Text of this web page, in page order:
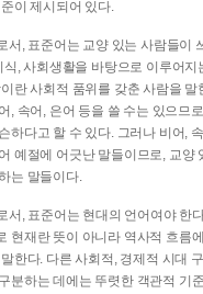
이 제시되어 있다.
서, 표준어는 교양 있는 사람들이
식, 사회생활을 바탕으로 이루어지
란 사회적 품위를 갖춘 사람을 말
, 속어, 은어 등을 쓸 수는 있으므
하다고 할 수 있다. 그러나 비어,
예절에 어긋난 말들이므로, 교양
는 말들이다.
서, 표준어는 현대의 언어여야 한다
현재란 뜻이 아니라 역사적 흐름
한다. 다른 사회적, 경제적 시대
분하는 데에는 뚜렷한 객관적 기